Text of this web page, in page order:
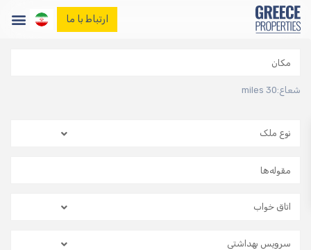
ارتباط با ما
صفحه اصلی
املاک
وبلاگ ما
شعاع:30 miles
نوع ملک
اتاق خواب
سرویس بهداشتی